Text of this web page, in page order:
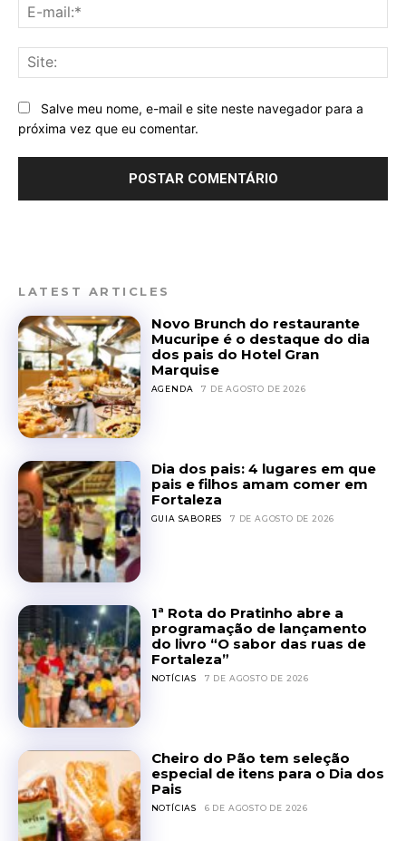
Salve meu nome, e-mail e site neste navegador para a
próxima vez que eu comentar.
LATEST ARTICLES
Novo Brunch do restaurante
Mucuripe é o destaque do dia
dos pais do Hotel Gran
Marquise
AGENDA 7 DE AGOSTO DE 2026
Dia dos pais: 4 lugares em que
pais e filhos amam comer em
Fortaleza
GUIA SABORES 7 DE AGOSTO DE 2026
1ª Rota do Pratinho abre a
programação de lançamento
do livro “O sabor das ruas de
Fortaleza”
NOTÍCIAS 7 DE AGOSTO DE 2026
Cheiro do Pão tem seleção
especial de itens para o Dia dos
Pais
NOTÍCIAS 6 DE AGOSTO DE 2026